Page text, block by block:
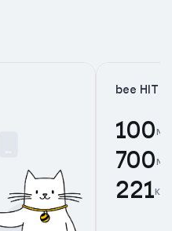
bee HIT
100
700
221